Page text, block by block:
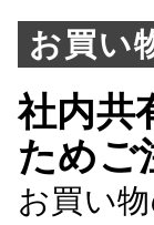
お買
社内共
ためご
お買い